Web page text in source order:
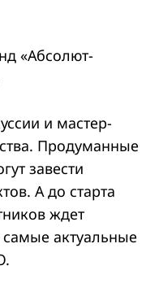
«Абсолют-
и мастер-
Продуманные
завести
А до старта
ждет
самые актуальные